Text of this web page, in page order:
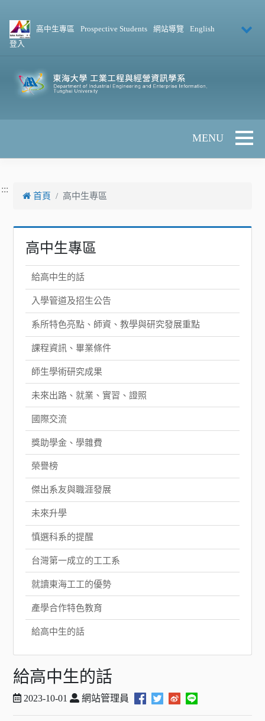
高中生專區 Prospective Students 網站導覽
English
登入
Toggle
:::
首頁 高中生專區
高中生專區
給高中生的話
入學管道及招生公告
系所特色亮點、師資、教學與研究發展重點
課程資訊、畢業條件
師生學術研究成果
未來出路、就業、實習、證照
國際交流
獎助學金、學雜費
榮譽榜
傑出系友與職涯發展
未來升學
慎選科系的提醒
台灣第一成立的工工系
就讀東海工工的優勢
產學合作特色教育
給高中生的話
給高中生的話
2023-10-01 網站管理員